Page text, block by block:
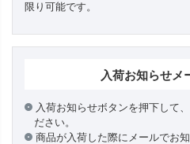
限り可能です。
入荷お知らせメ
入荷お知らせボタンを押下して
ださい。
商品が入荷した際にメールでお知